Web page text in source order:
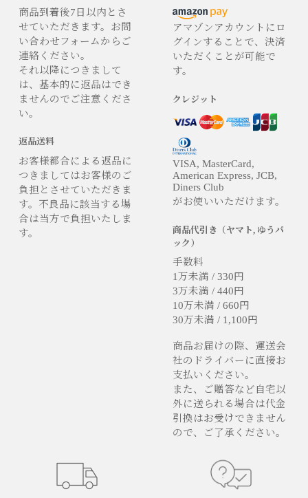
商品到着後7日以内とさ
せていただきます。お問
い合わせフォームからご
連絡ください。
それ以降につきまして
は、基本的に返品はでき
ませんのでご注意くださ
い。
返品送料
お客様都合による返品に
つきましてはお客様のご
負担とさせていただきま
す。不良品に該当する場
合は当方で負担いたしま
す。
アマゾンアカウントにロ
グインすることで、決済
いただくことが可能で
す。
クレジット
VISA, MasterCard,
American Express, JCB,
Diners Club
がお使いいただけます。
商品代引き（ヤマト, ゆうパ
ック）
手数料
1万未満 / 330円
3万未満 / 440円
10万未満 / 660円
30万未満 / 1,100円
商品お届けの際、運送会
社のドライバーに直接お
支払いください。
また、ご贈答など自宅以
外に送られる場合は代金
引換はお受けできません
ので、ご了承ください。